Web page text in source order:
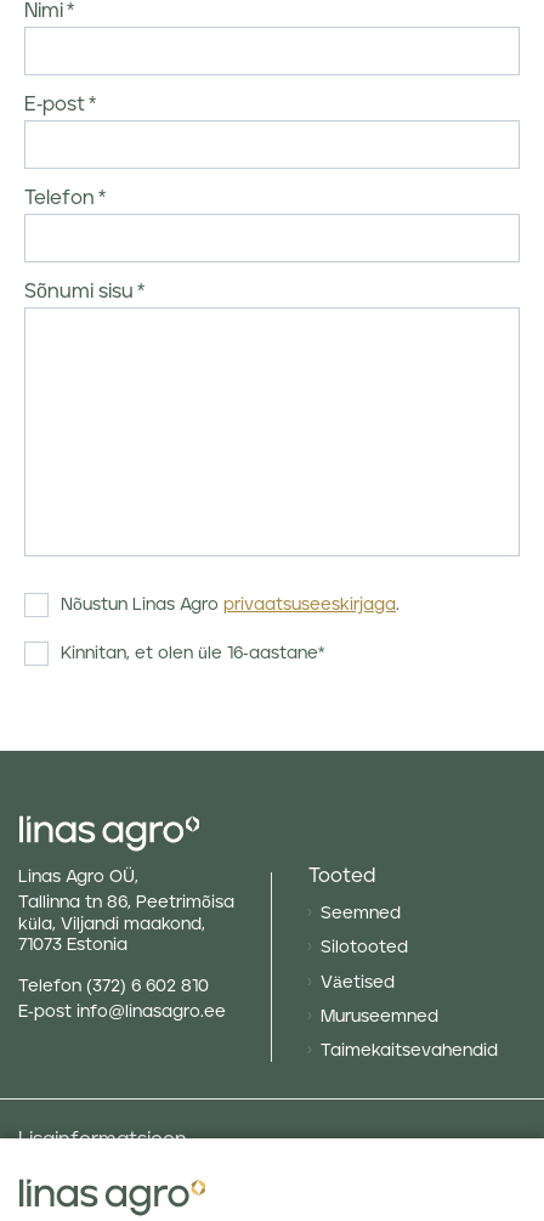
Nimi
E-post
Telefon
Sõnumi sisu
Nõustun Linas Agro privaatsuseeskirjaga.
Kinnitan, et olen üle 16-aastane*
Linas Agro OÜ,
Tallinna tn 86, Peetrimõisa
küla, Viljandi maakond,
71073 Estonia
Telefon (372) 6 602 810
E-post info@linasagro.ee
Tooted
Seemned
Silotooted
Väetised
Muruseemned
Taimekaitsevahendid
Lisainformatsioon
Taluniku põllugalerii
Sotsiaalne vastutus ja poliitikad